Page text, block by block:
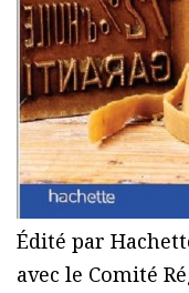
Édité par
avec le Comité